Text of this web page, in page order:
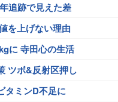
追跡で見えた差
を上げない理由
に 寺田心の生活
ツボ&反射区押し
タミンD不足に